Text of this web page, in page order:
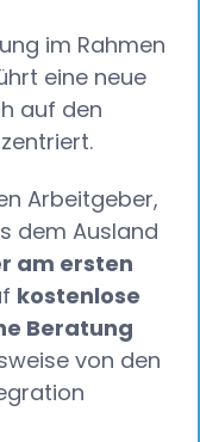
im Rahmen
eine neue
auf den
Arbeitgeber,
dem Ausland
am ersten
kostenlose
Beratung
von den